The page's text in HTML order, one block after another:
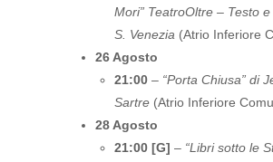
Mori” TeatroOltre – Testo
S. Venezia (Atrio Inferiore
26 Agosto
21:00 – “Porta Chiusa” di
Sartre (Atrio Inferiore
28 Agosto
21:00 [G] – “Libri sotto le